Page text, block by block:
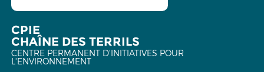
CPIE
CHAÎNE DES TERRILS
CENTRE PERMANENT D'INITIATIVES POUR
L'ENVIRONNEMENT